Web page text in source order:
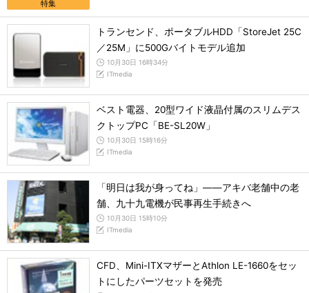
特集
トランセンド、ポータブルHDD「StoreJet 25C
／25M」に500Gバイトモデル追加
10月30日 16時34分
ITmedia
ベスト電器、20型ワイド液晶付属のスリムデス
クトップPC「BE-SL20W」
10月30日 15時16分
ITmedia
「明日は我が身ってね」――アキバ老舗中の老
舗、九十九電機が民事再生手続きへ
10月30日 15時10分
ITmedia
CFD、Mini-ITXマザーとAthlon LE-1660をセッ
トにしたパーツセットを発売